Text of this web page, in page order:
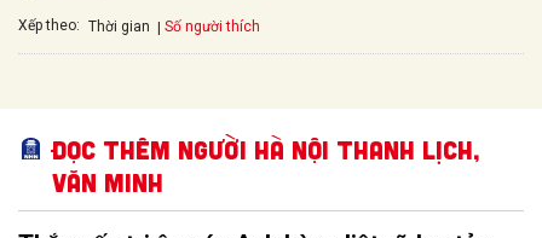
Xếp theo: Thời gian Số người thích
Đọc thêm Người Hà Nội thanh lịch,
văn minh